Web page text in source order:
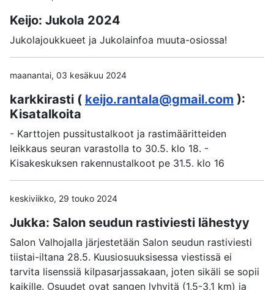
Keijo: Jukola 2024
Jukolajoukkueet ja Jukolainfoa muuta-osiossa!
maanantai, 03 kesäkuu 2024
karkkirasti ( keijo.rantala@gmail.com ):
Kisatalkoita
- Karttojen pussitustalkoot ja rastimääritteiden
leikkaus seuran varastolla to 30.5. klo 18. -
Kisakeskuksen rakennustalkoot pe 31.5. klo 16
keskiviikko, 29 touko 2024
Jukka: Salon seudun rastiviesti lähestyy
Salon Valhojalla järjestetään Salon seudun rastiviesti
tiistai-iltana 28.5. Kuusiosuuksisessa viestissä ei
tarvita lisenssiä kilpasarjassakaan, joten sikäli se sopii
kaikille. Osuudet ovat sangen lyhyitä (1,5-3,1 km) ja